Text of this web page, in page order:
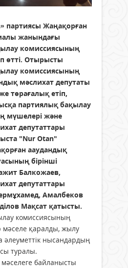
партиясы Жаңақорған
жанындағы
комиссиясының
өтті. Отырысты
комиссиясының
мәслихат депутаты
төрағалық етіп,
партиялық бақылау
мүшелері және
депутаттары
"Nur Otan"
ааудандық
бірінші
Балкожаев,
депутаттары
Амалбеков
Мақсат қатысты.
комиссиясының
мәселе қаралды, жылу
нысандардың
туралы.
мәселеге байланысты